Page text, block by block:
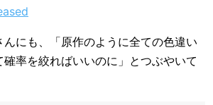
んにも、「原作のように全ての色違い
率を絞ればいいのに」とつぶやいて